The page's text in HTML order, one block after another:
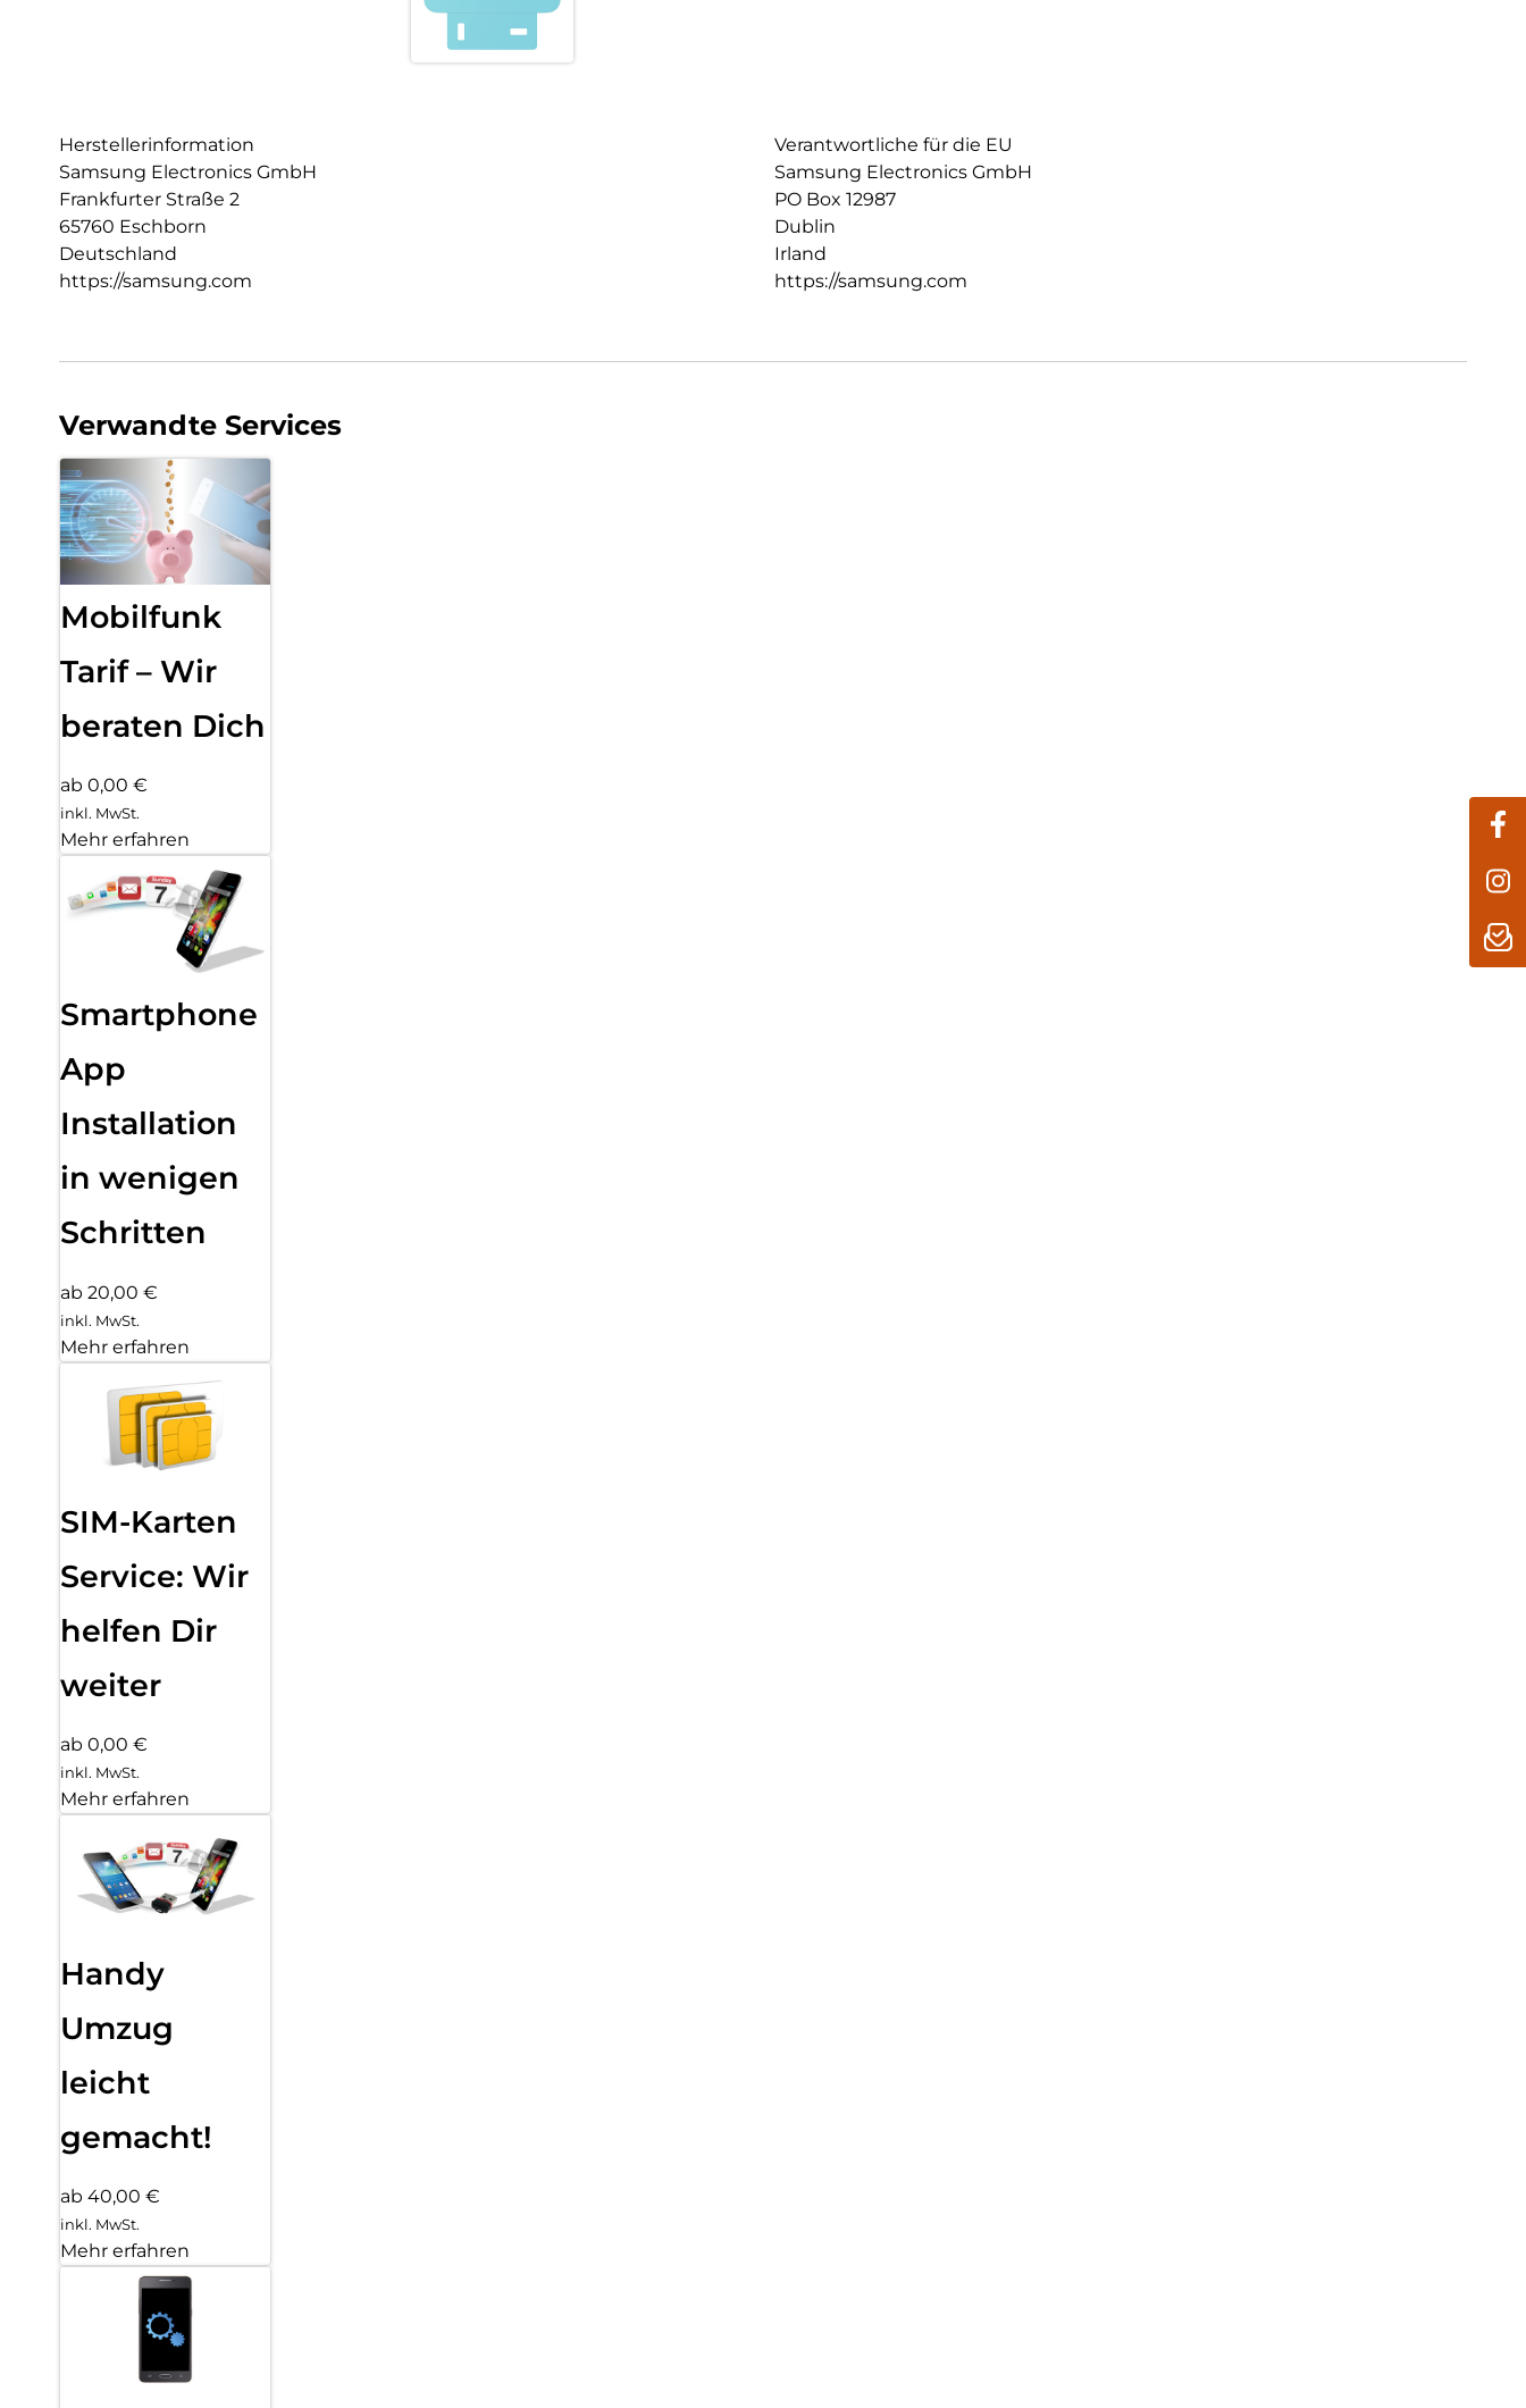
Herstellerinformation
Samsung Electronics GmbH
Frankfurter Straße 2
65760 Eschborn
Deutschland
https://samsung.com
Verantwortliche für die EU
Samsung Electronics GmbH
PO Box 12987
Dublin
Irland
https://samsung.com
Verwandte Services
Mobilfunk
Tarif – Wir
beraten Dich
ab 0,00 €
inkl. MwSt.
Mehr erfahren
Smartphone
App
Installation
in wenigen
Schritten
ab 20,00 €
inkl. MwSt.
Mehr erfahren
SIM-Karten
Service: Wir
helfen Dir
weiter
ab 0,00 €
inkl. MwSt.
Mehr erfahren
Handy
Umzug
leicht
gemacht!
ab 40,00 €
inkl. MwSt.
Mehr erfahren